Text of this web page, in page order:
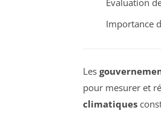
Évaluation
Importance
Les
pour mesurer et
climatiques